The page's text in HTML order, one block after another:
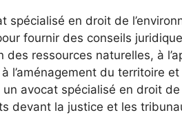
spécialisé en droit de
fournir des conseils
des ressources naturelles, à
l’aménagement du territoire
un avocat spécialisé en droit
devant la justice et les